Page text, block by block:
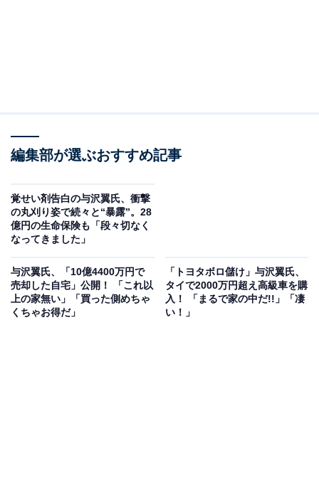
編集部が選ぶおすすめ記事
覚せい剤告白の与沢翼氏、衝撃
の丸刈り姿で続々と“暴露”。28
億円の生命保険も「段々切なく
なってきました」
与沢翼氏、「10億4400万円で
売却した自宅」公開！ 「これ以
上の家無い」「買った側めちゃ
くちゃお得だ」
「トヨタボロ儲け」与沢翼氏、
タイで2000万円超え高級車を購
入！ 「まるで家の中だ!!」「凄
い！」